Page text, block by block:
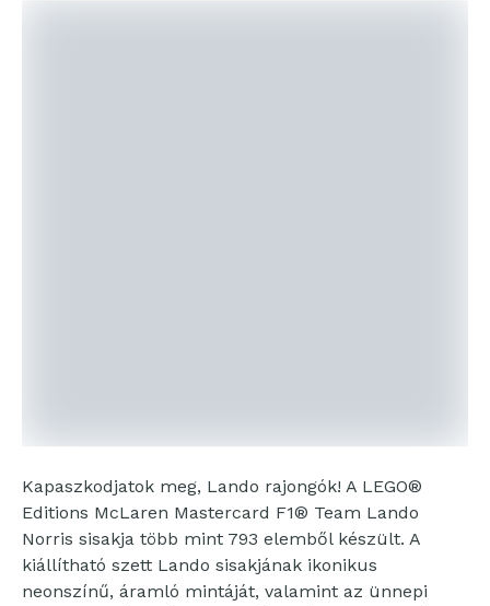
Kapaszkodjatok meg, Lando rajongók! A LEGO®
Editions McLaren Mastercard F1® Team Lando
Norris sisakja több mint 793 elemből készült. A
kiállítható szett Lando sisakjának ikonikus
neonszínű, áramló mintáját, valamint az ünnepi